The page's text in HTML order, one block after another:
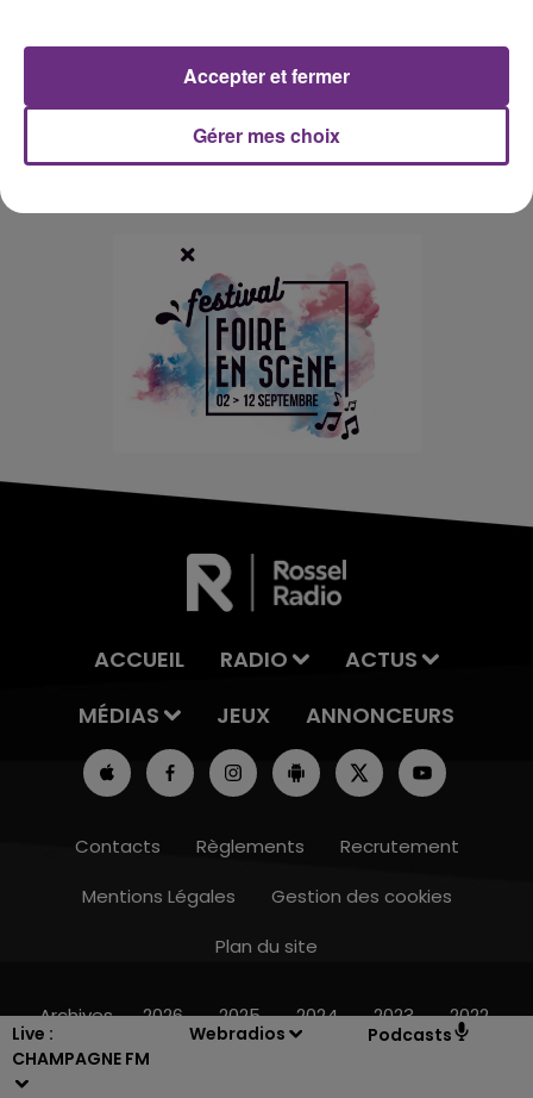
Live :
CHAMPAGNE FM
Webradios Podcasts
15h00 - 19h00
PARTENAIRE
ACCUEIL RADIO
ACTUS
MÉDIAS
JEUX ANNONCEURS
Contacts Règlements
Recrutement
Mentions Légales
Gestion des cookies
Plan du site
Archives 2026 2025 2024 2023 2022
Gérer mes choix
Accepter et fermer